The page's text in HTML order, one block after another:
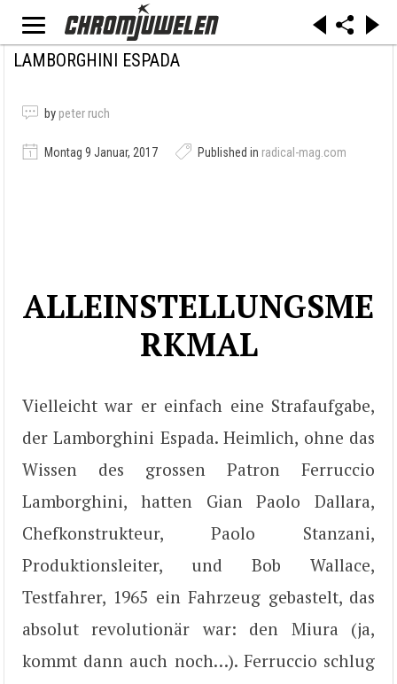
LAMBORGHINI ESPADA
by peter ruch
Montag 9 Januar, 2017 Published in radical-mag.com
ALLEINSTELLUNGSME
RKMAL
Vielleicht war er einfach eine Strafaufgabe,
der Lamborghini Espada. Heimlich, ohne das
Wissen des grossen Patron Ferruccio
Lamborghini, hatten Gian Paolo Dallara,
Chefkonstrukteur, Paolo Stanzani,
Produktionsleiter, und Bob Wallace,
Testfahrer, 1965 ein Fahrzeug gebastelt, das
absolut revolutionär war: den Miura (ja,
kommt dann auch noch…). Ferruccio schlug